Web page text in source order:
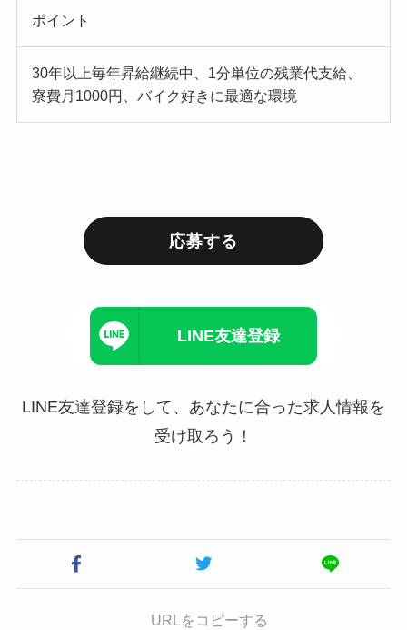
ポイント
30年以上毎年昇給継続中、1分単位の残業代支給、
寮費月1000円、バイク好きに最適な環境
応募する
LINE友達登録
LINE友達登録をして、あなたに合った求人情報を
受け取ろう！
URLをコピーする